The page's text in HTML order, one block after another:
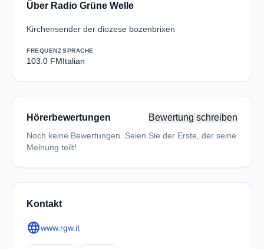
Über Radio Grüne Welle
Kirchensender der diozese bozenbrixen
FREQUENZ
103.0 FM
SPRACHE
Italian
Hörerbewertungen Bewertung schreiben
Noch keine Bewertungen. Seien Sie der Erste, der seine
Meinung teilt!
Kontakt
languagewww.rgw.it